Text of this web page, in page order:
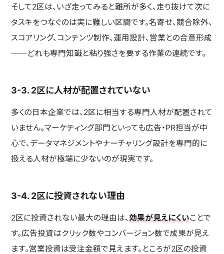
そして2区は、いざ走ってみると難所が多く、走り抜けて次に
タスキをつなぐのは実に難しい区間です。名寄せ、競合除外、
スコアリング、コンテンツ制作、運用設計、営業との合意形成
──どれも専門知識と粘り強さを要する作業の連続です。
3-3. 2区に人材が配置されていない
多くの日本企業では、2区に相当する専門人材が配置されて
いません。マーケティング部門といっても広告・PR担当が中
心で、データマネジメントやナーチャリング設計を専門的に
扱える人材が極端に少ないのが現実です。
3-4. 2区に投資されない理由
2区に投資されない最大の理由は、効果が見えにくいことで
す。広告投資はクリック数やコンバージョン数で成果が見え
ます。営業投資は受注金額で見えます。ところが2区の投資